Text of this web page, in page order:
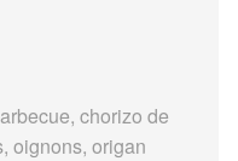
chorizo de
oignons, origan